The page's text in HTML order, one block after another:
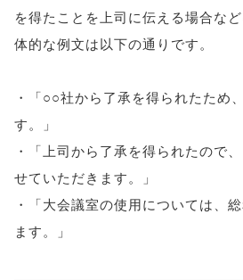
を得たことを上司に伝える場合な
体的な例文は以下の通りです。
・「○○社から了承を得られたため
す。」
・「上司から了承を得られたので
せていただきます。」
・「大会議室の使用については、
ます。」